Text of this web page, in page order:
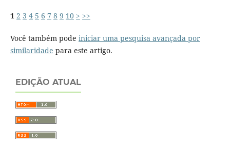
1 2 3 4 5 6 7 8 9 10 > >>
Você também pode iniciar uma pesquisa avançada por
similaridade para este artigo.
EDIÇÃO ATUAL